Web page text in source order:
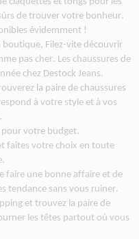
de trouver votre bonheur.
évidemment !
boutique, Filez-vite découvrir
pas cher. Les chaussures de
chez Destock Jeans.
la paire de chaussures
à votre style et à vos
pour votre budget.
faites votre choix en toute
faire une bonne affaire et de
tendance sans vous ruiner.
et trouvez la paire de
les têtes partout où vous